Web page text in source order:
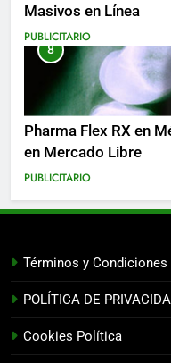
Masivos en Línea
PUBLICITARIO
8
Pharma Flex RX en
en Mercado Libre
PUBLICITARIO
Términos y Condiciones
POLÍTICA DE
Cookies Política